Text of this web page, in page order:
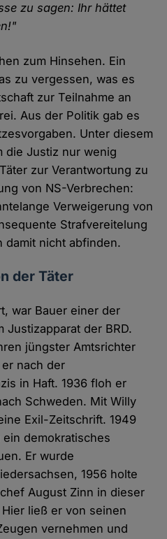
zu sagen: Ihr hättet
zum Hinsehen. Ein
zu vergessen, was es
zur Teilnahme an
Aus der Politik gab es
Unter diesem
die Justiz nur wenig
zur Verantwortung zu
von NS-Verbrechen:
Verweigerung von
Strafvereitelung
damit nicht abfinden.
der Täter
war Bauer einer der
Justizapparat der BRD.
jüngster Amtsrichter
nach der
in Haft. 1936 floh er
Schweden. Mit Willy
Exil-Zeitschrift. 1949
demokratisches
Er wurde
1956 holte
August Zinn in dieser
ließ er von seinen
vernehmen und